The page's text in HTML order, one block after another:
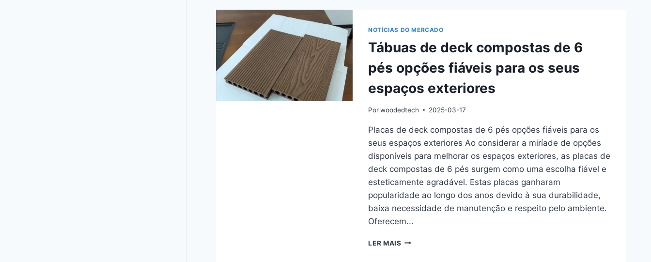
M
VERSÁTEIS
VÁRIAS
APLICAÇÕES
NO
EXTERIOR
NOTÍCIAS DO MERCADO
Tábuas de deck compostas de 6
pés opções fiáveis para os seus
espaços exteriores
Por woodedtech 2025-03-17
Placas de deck compostas de 6 pés opções fiáveis para os
seus espaços exteriores Ao considerar a miríade de opções
disponíveis para melhorar os espaços exteriores, as placas de
deck compostas de 6 pés surgem como uma escolha fiável e
esteticamente agradável. Estas placas ganharam
popularidade ao longo dos anos devido à sua durabilidade,
baixa necessidade de manutenção e respeito pelo ambiente.
Oferecem...
LER MAIS TÁBUAS